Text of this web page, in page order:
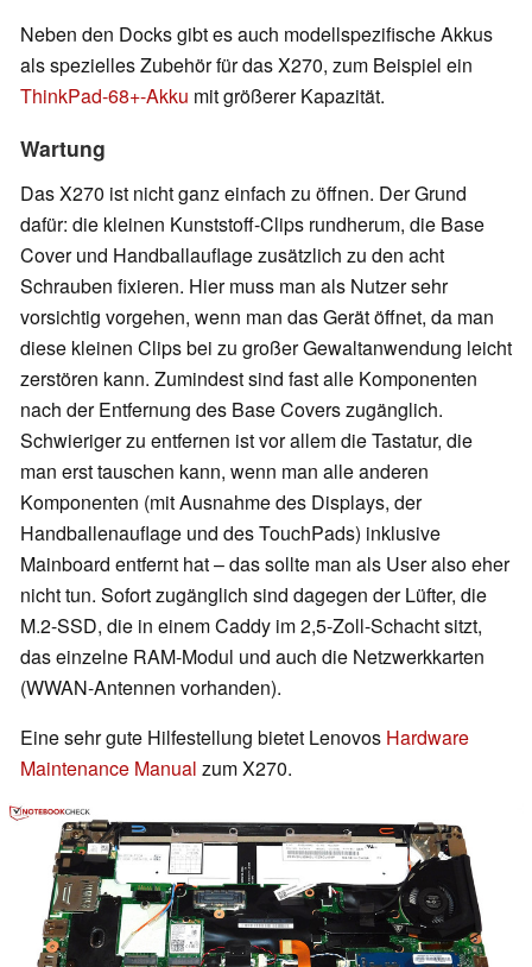
Neben den Docks gibt es auch modellspezifische Akkus
als spezielles Zubehör für das X270, zum Beispiel ein
ThinkPad-68+-Akku mit größerer Kapazität.
Wartung
Das X270 ist nicht ganz einfach zu öffnen. Der Grund
dafür: die kleinen Kunststoff-Clips rundherum, die Base
Cover und Handballauflage zusätzlich zu den acht
Schrauben fixieren. Hier muss man als Nutzer sehr
vorsichtig vorgehen, wenn man das Gerät öffnet, da man
diese kleinen Clips bei zu großer Gewaltanwendung leicht
zerstören kann. Zumindest sind fast alle Komponenten
nach der Entfernung des Base Covers zugänglich.
Schwieriger zu entfernen ist vor allem die Tastatur, die
man erst tauschen kann, wenn man alle anderen
Komponenten (mit Ausnahme des Displays, der
Handballenauflage und des TouchPads) inklusive
Mainboard entfernt hat – das sollte man als User also eher
nicht tun. Sofort zugänglich sind dagegen der Lüfter, die
M.2-SSD, die in einem Caddy im 2,5-Zoll-Schacht sitzt,
das einzelne RAM-Modul und auch die Netzwerkkarten
(WWAN-Antennen vorhanden).
Eine sehr gute Hilfestellung bietet Lenovos Hardware
Maintenance Manual zum X270.